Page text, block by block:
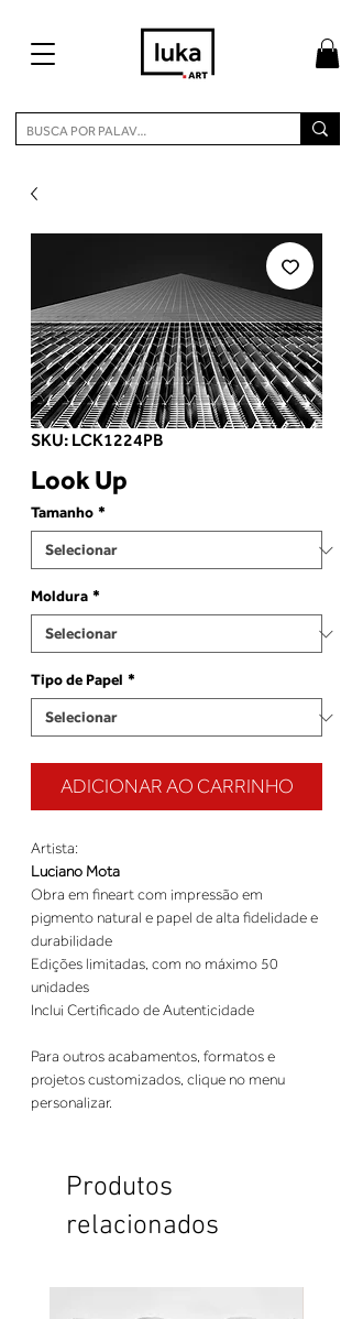
SKU: LCK1224PB
Look Up
Tamanho *
Moldura *
Tipo de Papel *
ADICIONAR AO CARRINHO
Artista:
Luciano Mota
Obra em fineart com impressão em
pigmento natural e papel de alta fidelidade e
durabilidade
Edições limitadas, com no máximo 50
unidades
Inclui Certificado de Autenticidade
Para outros acabamentos, formatos e
projetos customizados, clique no menu
personalizar.
Produtos
relacionados